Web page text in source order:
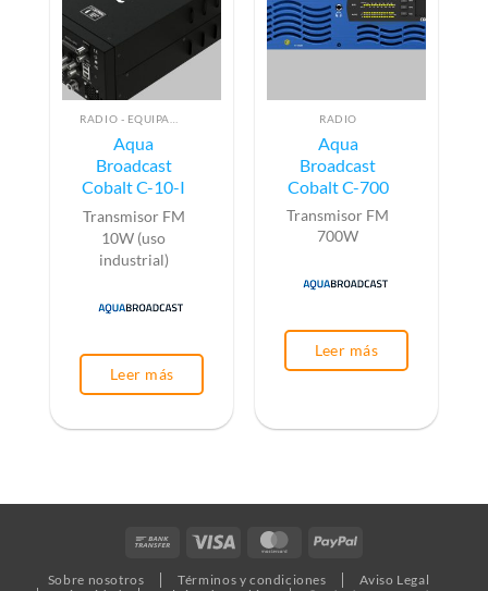
Aqua
Broadcast
Cobalt C-10-I
Transmisor FM
10W (uso
industrial)
Leer más
RADIO
Aqua
Broadcast
Cobalt C-700
Transmisor FM
700W
Leer más
Bank
Visa MasterCardPayPal
Sobre nosotros Términos y condiciones
Aviso Legal